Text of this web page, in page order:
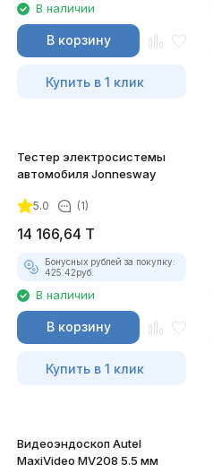
В наличии
В корзину
Купить в 1 клик
Тестер электросистемы
автомобиля Jonnesway
5.0 (1)
14 166,64 T
Бонусных рублей за покупку:
425.42руб.
В наличии
В корзину
Купить в 1 клик
Видеоэндоскоп Autel
MaxiVideo MV208 5.5 мм